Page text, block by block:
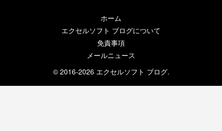
ホーム
エクセルソフト ブログについて
免責事項
メールニュース
© 2016-2026 エクセルソフト ブログ.